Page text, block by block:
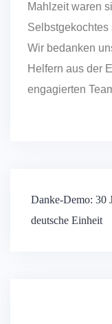
Mahlzeit waren
Selbstgekochtes
Wir bedanken
Helfern aus der
engagierten
Danke-Demo: 30
deutsche Einheit